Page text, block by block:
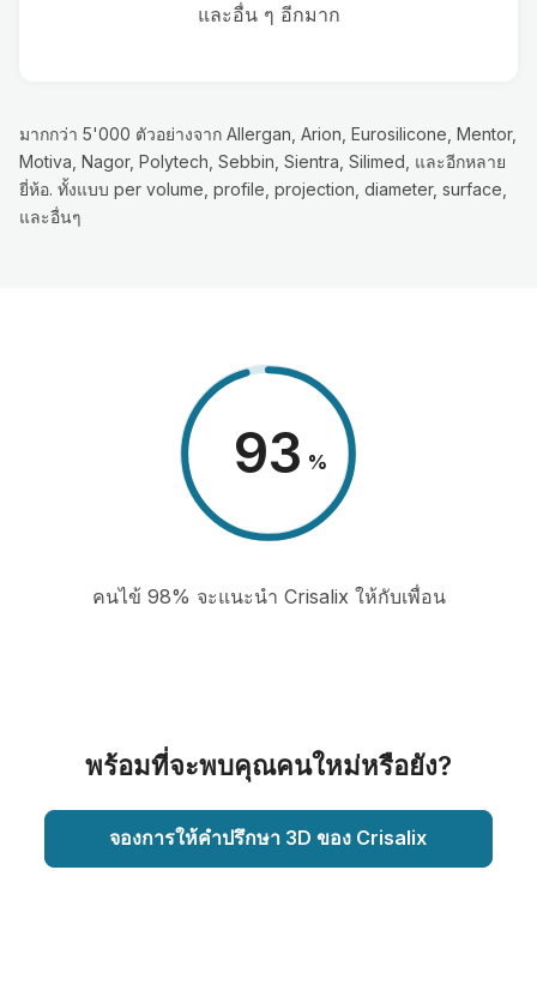
และอื่น ๆ อีกมาก
มากกว่า 5'000 ตัวอย่างจาก Allergan, Arion, Eurosilicone, Mentor,
Motiva, Nagor, Polytech, Sebbin, Sientra, Silimed, และอีกหลาย
ยี่ห้อ. ทั้งแบบ per volume, profile, projection, diameter, surface,
และอื่นๆ
98 %
คนไข้ 98% จะแนะนำ Crisalix ให้กับเพื่อน
พร้อมที่จะพบคุณคนใหม่หรือยัง?
จองการให้คำปรึกษา 3D ของ Crisalix